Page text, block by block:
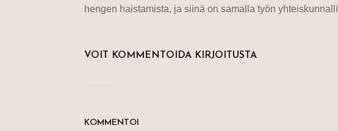
hengen haistamista, ja siinä on samalla työn
VOIT KOMMENTOIDA KIRJOITUSTA
KOMMENTOI